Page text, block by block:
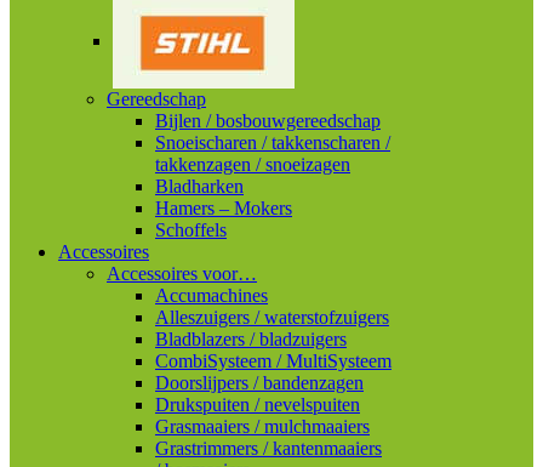
Gereedschap
Bijlen / bosbouwgereedschap
Snoeischaren / takkenscharen /
takkenzagen / snoeizagen
Bladharken
Hamers – Mokers
Schoffels
Accessoires
Accessoires voor…
Accumachines
Alleszuigers / waterstofzuigers
Bladblazers / bladzuigers
CombiSysteem / MultiSysteem
Doorslijpers / bandenzagen
Drukspuiten / nevelspuiten
Grasmaaiers / mulchmaaiers
Grastrimmers / kantenmaaiers